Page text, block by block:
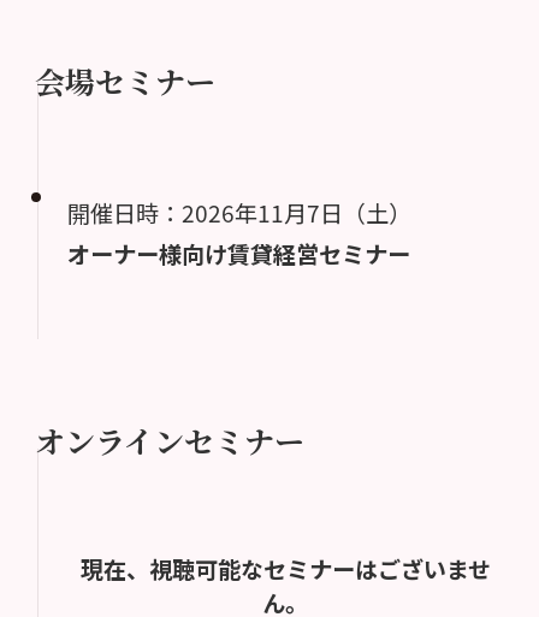
会場セミナー
開催日時：2026年11月7日（土）
オーナー様向け賃貸経営セミナー
オンラインセミナー
現在、視聴可能なセミナーはございませ
ん。